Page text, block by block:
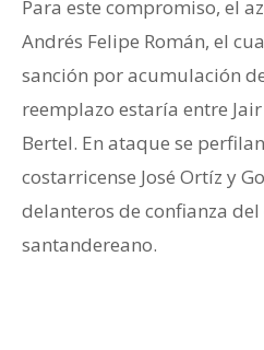
Para este compromiso, el
Andrés Felipe Román, el
sanción por acumulación
reemplazo estaría entre
Bertel. En ataque se
costarricense José Ortíz y
delanteros de confianza
santandereano.